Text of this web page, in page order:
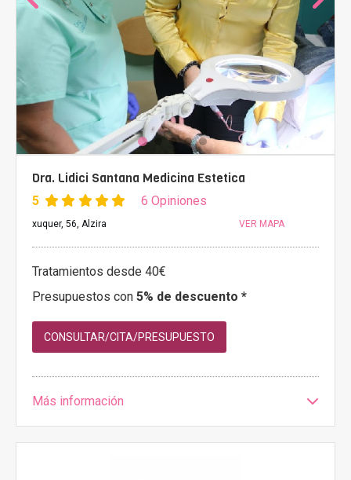
Dra. Lidici Santana Medicina Estetica
5 6 Opiniones
xuquer, 56, Alzira VER MAPA
Tratamientos desde 40€
Presupuestos con 5% de descuento *
CONSULTAR/CITA/PRESUPUESTO
Más información